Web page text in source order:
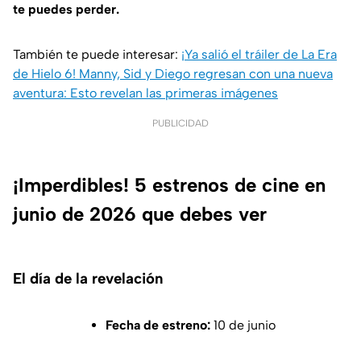
te puedes perder.
También te puede interesar: ¡Ya salió el tráiler de La Era
de Hielo 6! Manny, Sid y Diego regresan con una nueva
aventura: Esto revelan las primeras imágenes
PUBLICIDAD
¡Imperdibles! 5 estrenos de cine en
junio de 2026 que debes ver
El día de la revelación
Fecha de estreno:10 de junio